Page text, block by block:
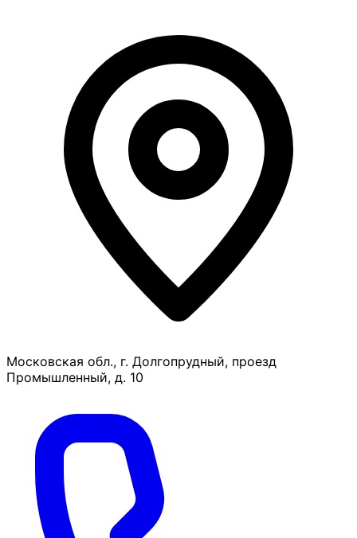
Московская обл., г. Долгопрудный, проезд
Промышленный, д. 10